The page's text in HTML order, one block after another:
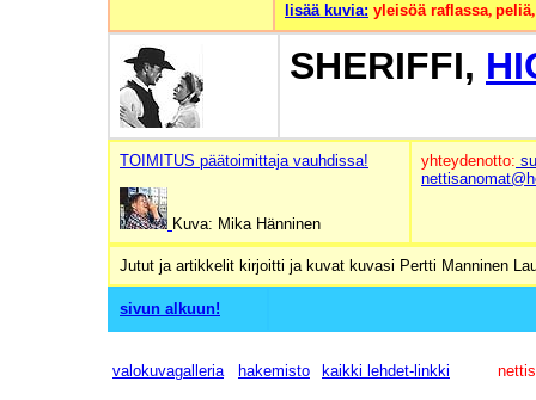
lisää kuvia: yleisöä raflassa, peliä
SHERIFFI,
TOIMITUS päätoimittaja vauhdissa!
Kuva: Mika Hänninen
yhteydenotto:
Jutut ja artikkelit kirjoitti ja kuvat kuvasi Pertti Manninen
sivun alkuun!
valokuvagalleria hakemisto kaikki lehdet-linkki